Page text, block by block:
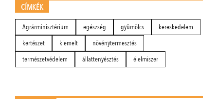
CÍMKÉK
Agrárminisztérium egészség gyümölcs
kereskedelem
kertészet
kiemelt
növénytermesztés
természetvédelem
állattenyésztés élelmiszer